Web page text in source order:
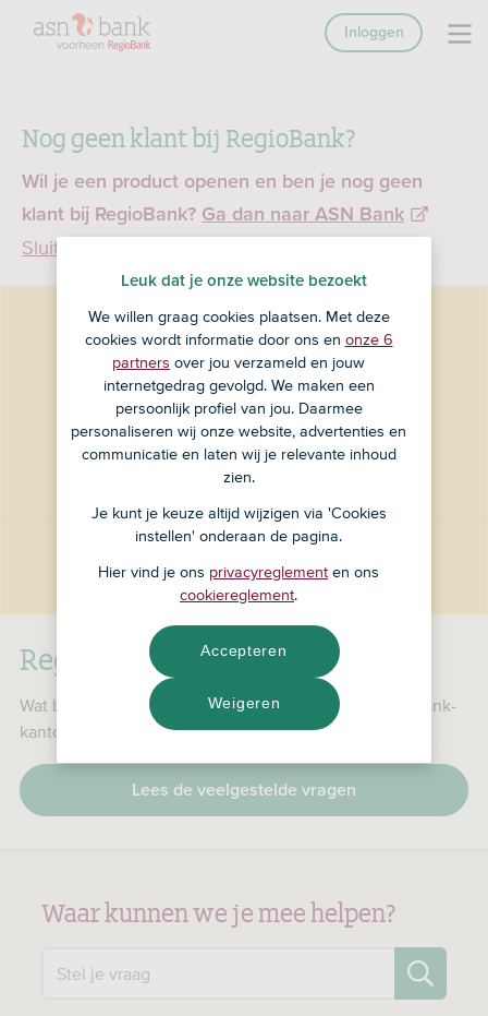
Nog geen klant bij RegioBank?
Wil je een product openen en ben je nog geen
klant bij RegioBank? Ga dan naar ASN Bank
Sluiten
Inloggen
RegioBank is nu ASN Bank
Wat betekent dat voor jou, je producten en je RegioBank-
kantoor?
Lees de veelgestelde vragen
Waar kunnen we je mee helpen?
Stel je vraag
Leuk dat je onze website bezoekt
We willen graag cookies plaatsen. Met deze
cookies wordt informatie door ons en onze 6
partners over jou verzameld en jouw
internetgedrag gevolgd. We maken een
persoonlijk profiel van jou. Daarmee
personaliseren wij onze website, advertenties en
communicatie en laten wij je relevante inhoud
zien.
Je kunt je keuze altijd wijzigen via 'Cookies
instellen' onderaan de pagina.
Hier vind je ons privacyreglement en ons
cookiereglement.
Weigeren
Accepteren